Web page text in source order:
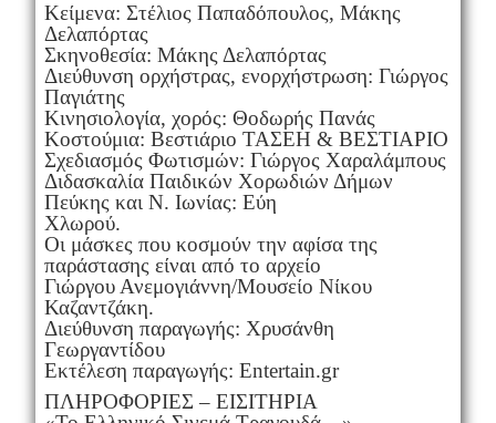
Κείμενα: Στέλιος Παπαδόπουλος, Μάκης
Δελαπόρτας
Σκηνοθεσία: Μάκης Δελαπόρτας
Διεύθυνση ορχήστρας, ενορχήστρωση: Γιώργος
Παγιάτης
Κινησιολογία, χορός: Θοδωρής Πανάς
Κοστούμια: Βεστιάριο ΤΑΣΕΗ & ΒΕΣΤΙΑΡΙΟ
Σχεδιασμός Φωτισμών: Γιώργος Χαραλάμπους
Διδασκαλία Παιδικών Χορωδιών Δήμων
Πεύκης και Ν. Ιωνίας: Εύη
Χλωρού.
Οι μάσκες που κοσμούν την αφίσα της
παράστασης είναι από το αρχείο
Γιώργου Ανεμογιάννη/Μουσείο Νίκου
Καζαντζάκη.
Διεύθυνση παραγωγής: Χρυσάνθη
Γεωργαντίδου
Εκτέλεση παραγωγής: Entertain.gr
ΠΛΗΡΟΦΟΡΙΕΣ – ΕΙΣΙΤΗΡΙΑ